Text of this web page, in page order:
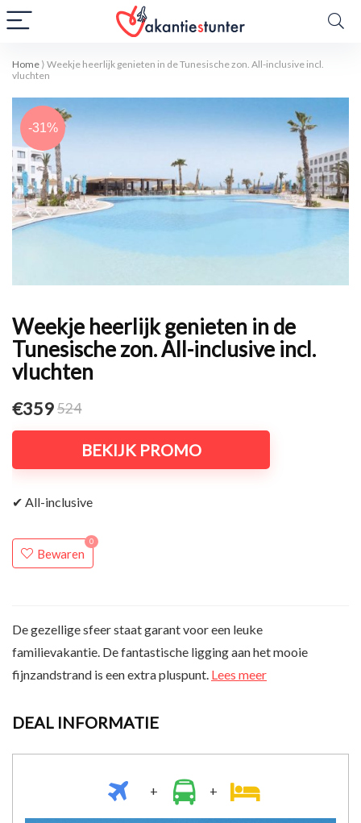
Home ⟩ Weekje heerlijk genieten in de Tunesische zon. All-inclusive incl.
vluchten
-31%
Weekje heerlijk genieten in de
Tunesische zon. All-inclusive incl.
vluchten
€359524
BEKIJK PROMO
✔ All-inclusive
Bewaren
0
De gezellige sfeer staat garant voor een leuke
familievakantie. De fantastische ligging aan het mooie
fijnzandstrand is een extra pluspunt. Lees meer
DEAL INFORMATIE
+ +